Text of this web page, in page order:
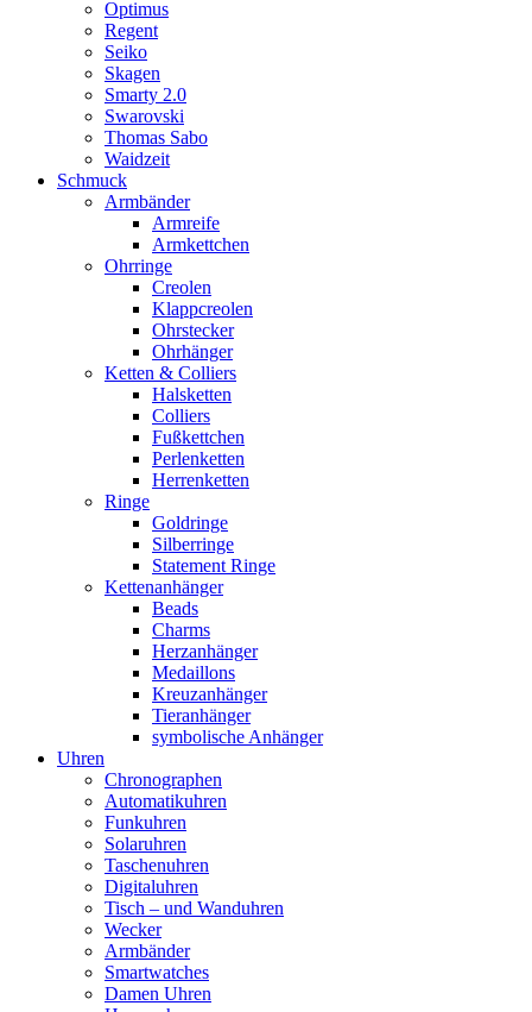
Optimus
Regent
Seiko
Skagen
Smarty 2.0
Swarovski
Thomas Sabo
Waidzeit
Schmuck
Armbänder
Armreife
Armkettchen
Ohrringe
Creolen
Klappcreolen
Ohrstecker
Ohrhänger
Ketten & Colliers
Halsketten
Colliers
Fußkettchen
Perlenketten
Herrenketten
Ringe
Goldringe
Silberringe
Statement Ringe
Kettenanhänger
Beads
Charms
Herzanhänger
Medaillons
Kreuzanhänger
Tieranhänger
symbolische Anhänger
Uhren
Chronographen
Automatikuhren
Funkuhren
Solaruhren
Taschenuhren
Digitaluhren
Tisch – und Wanduhren
Wecker
Armbänder
Smartwatches
Damen Uhren